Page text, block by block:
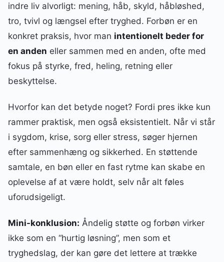
indre liv alvorligt: mening, håb, skyld, håbløshed,
tro, tvivl og længsel efter tryghed. Forbøn er en
konkret praksis, hvor man intentionelt beder for
en anden eller sammen med en anden, ofte med
fokus på styrke, fred, heling, retning eller
beskyttelse.
Hvorfor kan det betyde noget? Fordi pres ikke kun
rammer praktisk, men også eksistentielt. Når vi står
i sygdom, krise, sorg eller stress, søger hjernen
efter sammenhæng og sikkerhed. En støttende
samtale, en bøn eller en fast rytme kan skabe en
oplevelse af at være holdt, selv når alt føles
uforudsigeligt.
Mini-konklusion: Åndelig støtte og forbøn virker
ikke som en “hurtig løsning”, men som et
tryghedslag, der kan gøre det lettere at trække